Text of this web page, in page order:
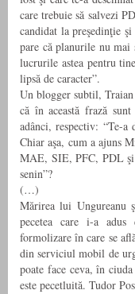
care trebuie să salvezi
candidat la preşedinţie
pare că planurile nu mai
lucrurile astea pentru
lipsă de caracter”.
Un blogger subtil,
că în această frază
adânci, respectiv: “Te-a
Chiar aşa, cum a ajuns
MAE, SIE, PFC, PDL
senin”?
(…)
Mărirea lui
pecetea care i-a adus
formolizare în care se
din serviciul mobil de
poate face ceva, în
este pecetluită. Tudor